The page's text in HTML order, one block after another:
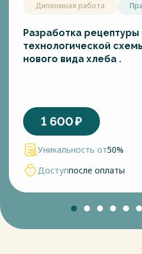
Дипломная работа
Разработка рецептуры
технологической
нового вида хлеба .
1 600₽
Уникальность от50%
Доступпосле оплаты